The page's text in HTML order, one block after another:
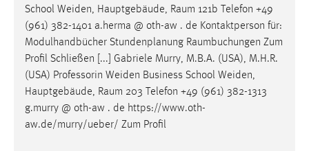
School Weiden, Hauptgebäude, Raum 121b Telefon +49
(961) 382-1401 a.herma @ oth-aw . de Kontaktperson für:
Modulhandbücher Stundenplanung Raumbuchungen Zum
Profil Schließen [...] Gabriele Murry, M.B.A. (USA), M.H.R.
(USA) Professorin Weiden Business School Weiden,
Hauptgebäude, Raum 203 Telefon +49 (961) 382-1313
g.murry @ oth-aw . de https://www.oth-
aw.de/murry/ueber/ Zum Profil